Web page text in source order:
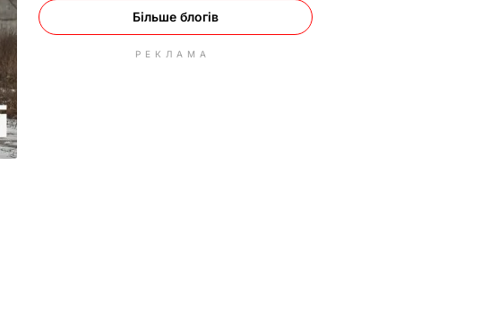
Більше блогів
РЕКЛАМА